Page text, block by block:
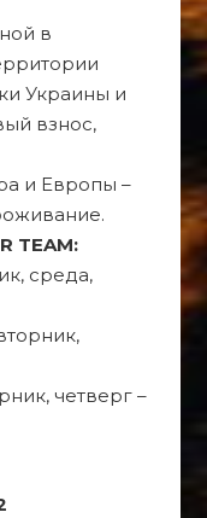
в
Украины и
взнос,
и Европы –
TEAM:
среда,
четверг –